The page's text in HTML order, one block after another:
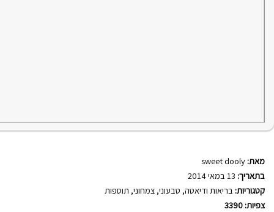
מאת: sweet dooly
בתאריך:
קטגוריות: בריאות ודיאטה, טבעוני, צמחוני, תוספות
צפיות: 3390